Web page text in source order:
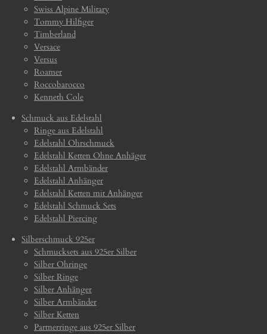
Swiss Alpine Military
Tommy Hilfiger
Timberland
Versace
Versus
Roamer
Roccobarocco
Kenneth Cole
Schmuck aus Edelstahl
Ringe aus Edelstahl
Edelstahl Ohrschmuck
Edelstahl Ketten Ohne Anhäger
Edelstahl Armbänder
Edelstahl Anhänger
Edelstahl Ketten mit Anhänger
Edelstahl Schmuck Sets
Edelstahl Piercing
Silberschmuck 925er
Schmucksets aus 925er Silber
Silber Ohringe
Silber Ringe
Silber Anhänger
Silber Armbänder
Silber Ketten
Partnerringe aus 925er Silber